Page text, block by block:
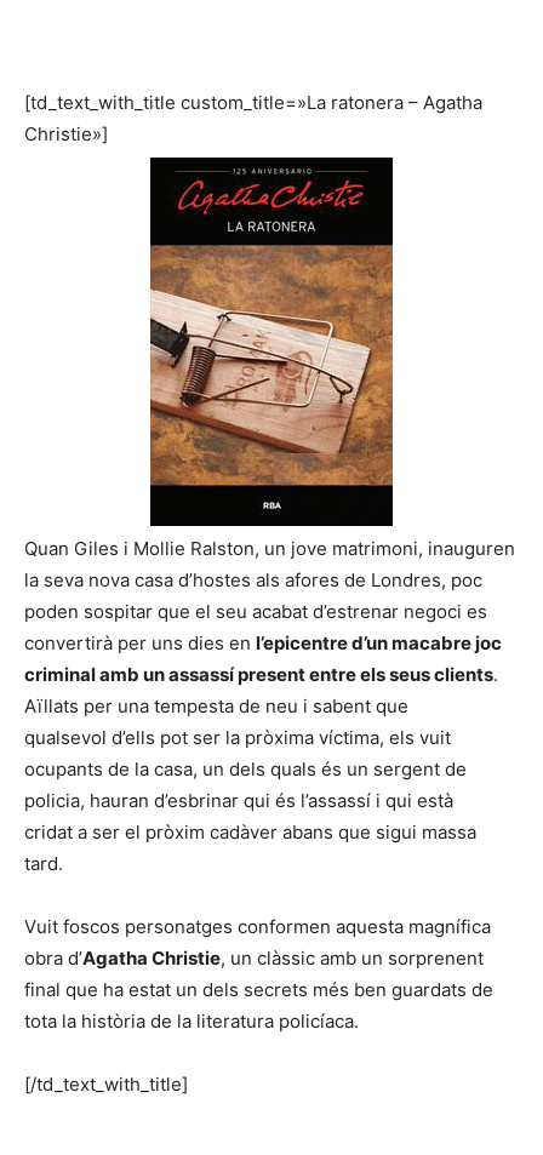
[td_text_with_title custom_title=»La ratonera – Agatha
Christie»]
Quan Giles i Mollie Ralston, un jove matrimoni, inauguren
la seva nova casa d’hostes als afores de Londres, poc
poden sospitar que el seu acabat d’estrenar negoci es
convertirà per uns dies en l’epicentre d’un macabre joc
criminal amb un assassí present entre els seus clients.
Aïllats per una tempesta de neu i sabent que
qualsevol d’ells pot ser la pròxima víctima, els vuit
ocupants de la casa, un dels quals és un sergent de
policia, hauran d’esbrinar qui és l’assassí i qui està
cridat a ser el pròxim cadàver abans que sigui massa
tard.
Vuit foscos personatges conformen aquesta magnífica
obra d’Agatha Christie, un clàssic amb un sorprenent
final que ha estat un dels secrets més ben guardats de
tota la història de la literatura policíaca.
[/td_text_with_title]